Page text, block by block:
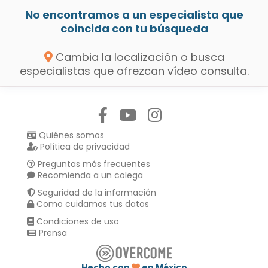
No encontramos a un especialista que
coincida con tu búsqueda
Cambia la localización o busca
especialistas que ofrezcan vídeo consulta.
Quiénes somos
Política de privacidad
Preguntas más frecuentes
Recomienda a un colega
Seguridad de la información
Como cuidamos tus datos
Condiciones de uso
Prensa